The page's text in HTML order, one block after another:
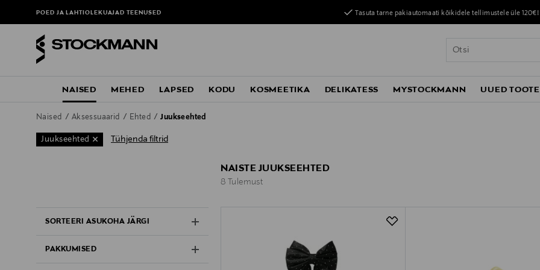
POED JA LAHTIOLEKUAJADTEENUSED Tasuta tarne pakiautomaati kõikidele tellimustele üle 120€!
NAISED MEHED LAPSED KODU KOSMEETIKA DELIKATESS MYSTOCKMANN UUED
Naised Aksessuaarid Ehted Juukseehted
Juukseehted Tühjenda filtrid
SORTEERI ASUKOHA JÄRGI
PAKKUMISED
NAISTE JUUKSEEHTED
8 Tulemust